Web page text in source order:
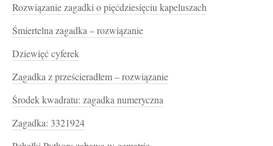
Rozwiązanie zagadki o pięćdziesięciu kapeluszach
Śmiertelna zagadka – rozwiązanie
Dziewięć cyferek
Zagadka z prześcieradłem – rozwiązanie
Środek kwadratu: zagadka numeryczna
Zagadka: 3321924